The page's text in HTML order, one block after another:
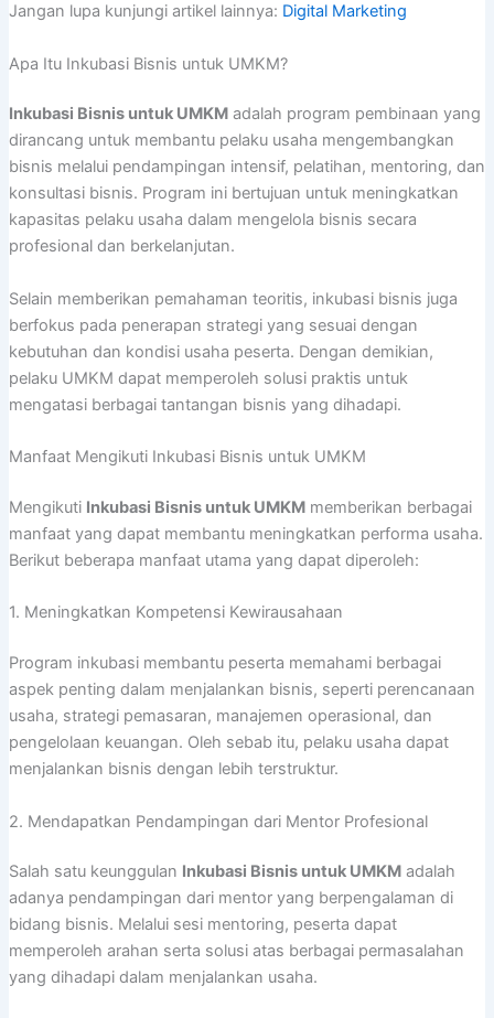
Jangan lupa kunjungi artikel lainnya: Digital Marketing
Apa Itu Inkubasi Bisnis untuk UMKM?
Inkubasi Bisnis untuk UMKM adalah program pembinaan yang
dirancang untuk membantu pelaku usaha mengembangkan
bisnis melalui pendampingan intensif, pelatihan, mentoring, dan
konsultasi bisnis. Program ini bertujuan untuk meningkatkan
kapasitas pelaku usaha dalam mengelola bisnis secara
profesional dan berkelanjutan.
Selain memberikan pemahaman teoritis, inkubasi bisnis juga
berfokus pada penerapan strategi yang sesuai dengan
kebutuhan dan kondisi usaha peserta. Dengan demikian,
pelaku UMKM dapat memperoleh solusi praktis untuk
mengatasi berbagai tantangan bisnis yang dihadapi.
Manfaat Mengikuti Inkubasi Bisnis untuk UMKM
Mengikuti Inkubasi Bisnis untuk UMKMmemberikan berbagai
manfaat yang dapat membantu meningkatkan performa usaha.
Berikut beberapa manfaat utama yang dapat diperoleh:
1. Meningkatkan Kompetensi Kewirausahaan
Program inkubasi membantu peserta memahami berbagai
aspek penting dalam menjalankan bisnis, seperti perencanaan
usaha, strategi pemasaran, manajemen operasional, dan
pengelolaan keuangan. Oleh sebab itu, pelaku usaha dapat
menjalankan bisnis dengan lebih terstruktur.
2. Mendapatkan Pendampingan dari Mentor Profesional
Salah satu keunggulan Inkubasi Bisnis untuk UMKM adalah
adanya pendampingan dari mentor yang berpengalaman di
bidang bisnis. Melalui sesi mentoring, peserta dapat
memperoleh arahan serta solusi atas berbagai permasalahan
yang dihadapi dalam menjalankan usaha.